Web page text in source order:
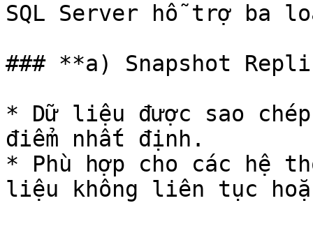
SQL Server hỗ trợ ba
### **a) Snapshot
* Dữ liệu được sao
điểm nhất định.
* Phù hợp cho các hệ
liệu không liên tục